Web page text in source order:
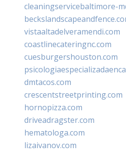
cleaningservicebaltimore-
vistaaltadelveramendi.com
coastlinecateringnc.com
cuesburgershouston.com
dmtacos.com
crescentstreetprinting.com
hornopizza.com
driveadragster.com
hematologa.com
lizaivanov.com